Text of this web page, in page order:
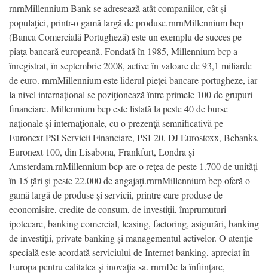
rnrnMillennium Bank se adresează atât companiilor, cât şi
populaţiei, printr-o gamă largă de produse.rnrnMillennium bcp
(Banca Comercială Portugheză) este un exemplu de succes pe
piaţa bancară europeană. Fondată în 1985, Millennium bcp a
înregistrat, în septembrie 2008, active în valoare de 93,1 miliarde
de euro. rnrnMillennium este liderul pieţei bancare portugheze, iar
la nivel internaţional se poziţionează între primele 100 de grupuri
financiare. Millennium bcp este listată la peste 40 de burse
naţionale şi internaţionale, cu o prezenţă semnificativă pe
Euronext PSI Servicii Financiare, PSI-20, DJ Eurostoxx, Bebanks,
Euronext 100, din Lisabona, Frankfurt, Londra şi
Amsterdam.rnMillennium bcp are o reţea de peste 1.700 de unităţi
în 15 ţări şi peste 22.000 de angajaţi.rnrnMillennium bcp oferă o
gamă largă de produse şi servicii, printre care produse de
economisire, credite de consum, de investiţii, împrumuturi
ipotecare, banking comercial, leasing, factoring, asigurări, banking
de investiţii, private banking şi managementul activelor. O atenţie
specială este acordată serviciului de Internet banking, apreciat în
Europa pentru calitatea şi inovaţia sa. rnrnDe la înfiinţare,